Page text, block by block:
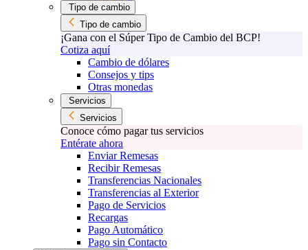
Tipo de cambio
Tipo de cambio
¡Gana con el Súper Tipo de Cambio del BCP!
Cotiza aquí
Cambio de dólares
Consejos y tips
Otras monedas
Servicios
Servicios
Conoce cómo pagar tus servicios
Entérate ahora
Enviar Remesas
Recibir Remesas
Transferencias Nacionales
Transferencias al Exterior
Pago de Servicios
Recargas
Pago Automático
Pago sin Contacto